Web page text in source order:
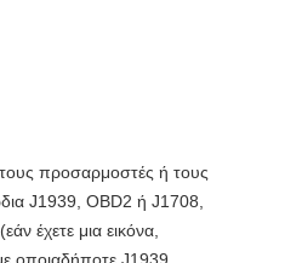
προσαρμοστές ή τους
J1939, OBD2 ή J1708,
(εάν έχετε μια εικόνα,